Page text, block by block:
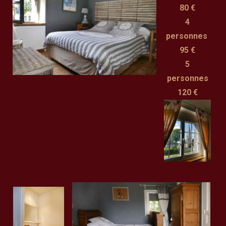
80 €
4
personnes
95 €
5
personnes
120 €